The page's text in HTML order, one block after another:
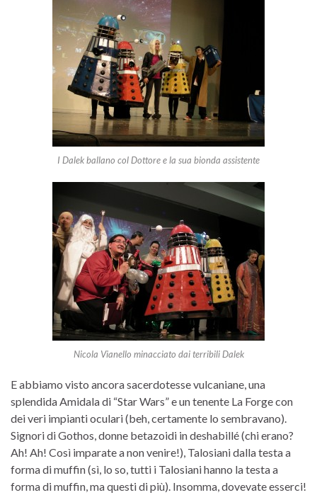
I Dalek ballano col Dottore e la sua bionda assistente
Nicola Vianello minacciato dai terribili Dalek
E abbiamo visto ancora sacerdotesse vulcaniane, una
splendida Amidala di “Star Wars” e un tenente La Forge con
dei veri impianti oculari (beh, certamente lo sembravano).
Signori di Gothos, donne betazoidi in deshabillé (chi erano?
Ah! Ah! Così imparate a non venire!), Talosiani dalla testa a
forma di muffin (sì, lo so, tutti i Talosiani hanno la testa a
forma di muffin, ma questi di più). Insomma, dovevate esserci!